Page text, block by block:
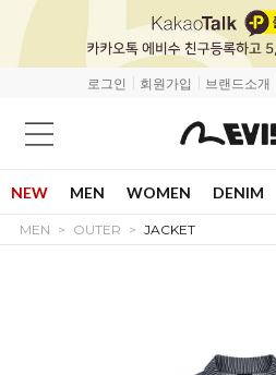
로그인 회원가입 브랜드소개
NEW MEN WOMEN DENIM
MEN OUTER JACKET